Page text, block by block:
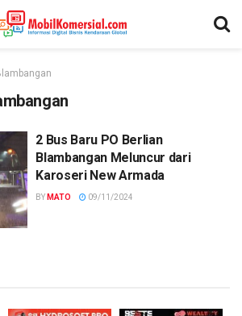
2 Bus Baru PO Berlian
Blambangan Meluncur dari
Karoseri New Armada
BY MATO 09/11/2024